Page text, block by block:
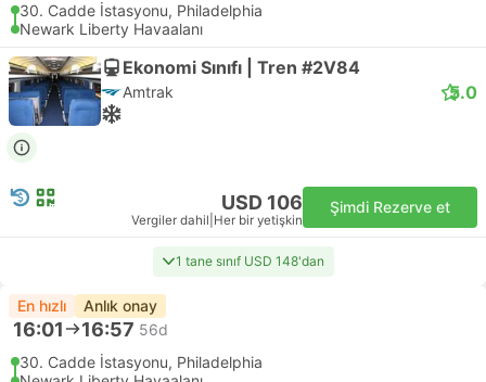
30. Cadde İstasyonu, Philadelphia
Newark Liberty Havaalanı
Ekonomi Sınıfı | Tren #2V84
Amtrak 5.0
USD 106
Vergiler dahil Her bir yetişkin
Şimdi Rezerve et
1 tane sınıf USD 148'dan
En hızlı Anlık onay
16:01 16:57 56d
30. Cadde İstasyonu, Philadelphia